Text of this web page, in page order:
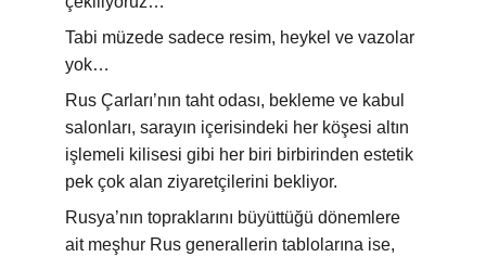
Tabi müzede sadece resim, heykel ve vazolar
yok…
Rus Çarları’nın taht odası, bekleme ve kabul
salonları, sarayın içerisindeki her köşesi altın
işlemeli kilisesi gibi her biri birbirinden estetik
pek çok alan ziyaretçilerini bekliyor.
Rusya’nın topraklarını büyüttüğü dönemlere
ait meşhur Rus generallerin tablolarına ise,